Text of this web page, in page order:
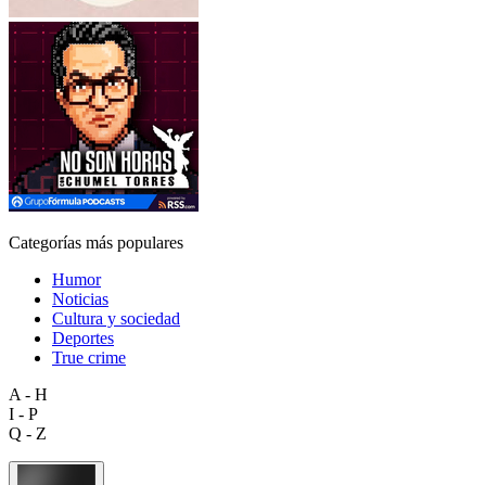
Categorías más populares
Humor
Noticias
Cultura y sociedad
Deportes
True crime
A - H
I - P
Q - Z